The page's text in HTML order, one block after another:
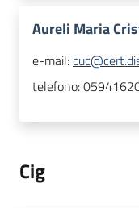
Aureli Maria
e-mail:
telefono:
Cig